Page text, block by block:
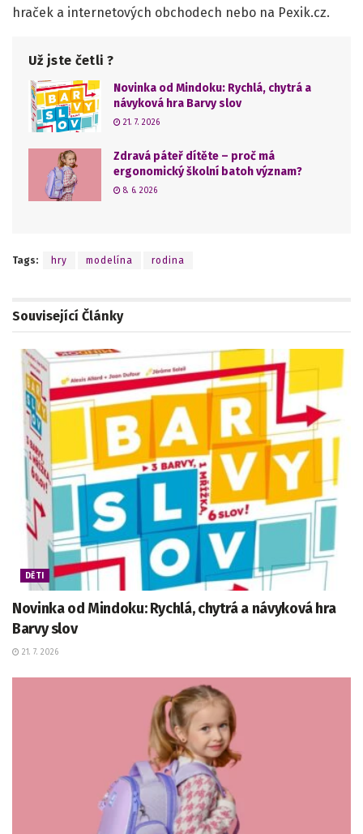
hraček a internetových obchodech nebo na Pexik.cz.
Už jste četli ?
Novinka od Mindoku: Rychlá, chytrá a
návyková hra Barvy slov
21. 7. 2026
Zdravá páteř dítěte – proč má
ergonomický školní batoh význam?
8. 6. 2026
Tags: hry modelína rodina
Související Články
DĚTI
Novinka od Mindoku: Rychlá, chytrá a návyková hra
Barvy slov
21. 7. 2026